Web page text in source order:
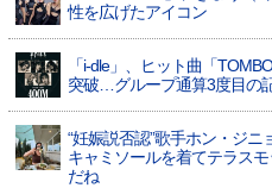
性を広げたアイコン
「i-dle」、ヒット曲「
突破…グループ通算3度目の
“妊娠説否認”歌手ホン・ジ
キャミソールを着てテラス
だね